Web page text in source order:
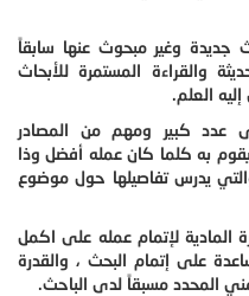
جديدة وغير مبحوث عنها سابقاً
والقراءة المستمرة للأبحاث
العلم.
عدد كبير ومهم من المصادر
به كلما كان عمله أفضل وذا
يدرس تفاصيلها حول موضوع
المادية لإتمام عمله على اكمل
على إتمام البحث ، والقدرة
المحدد مسبقاً لدى الباحث.